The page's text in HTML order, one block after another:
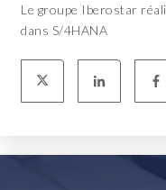
Le groupe Iberostar
dans S/4HANA